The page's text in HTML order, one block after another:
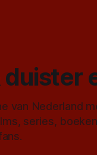
van Nederland
series,